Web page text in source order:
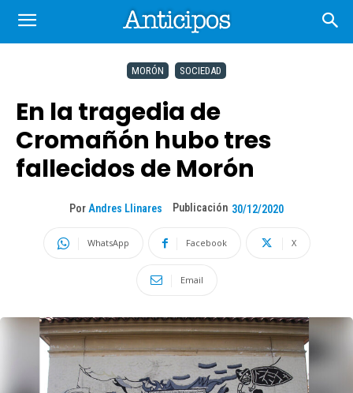
MORÓN SOCIEDAD
En la tragedia de
Cromañón hubo tres
fallecidos de Morón
Por Andres Llinares Publicación 30/12/2020
WhatsApp Facebook X
Email